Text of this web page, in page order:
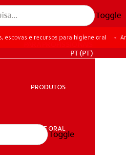
Toggle
SAÚDE ORAL
PT (PT)
PRODUTOS
SAÚDE ORAL
Toggle
escovas e recursos para higiene oral
fio dentário